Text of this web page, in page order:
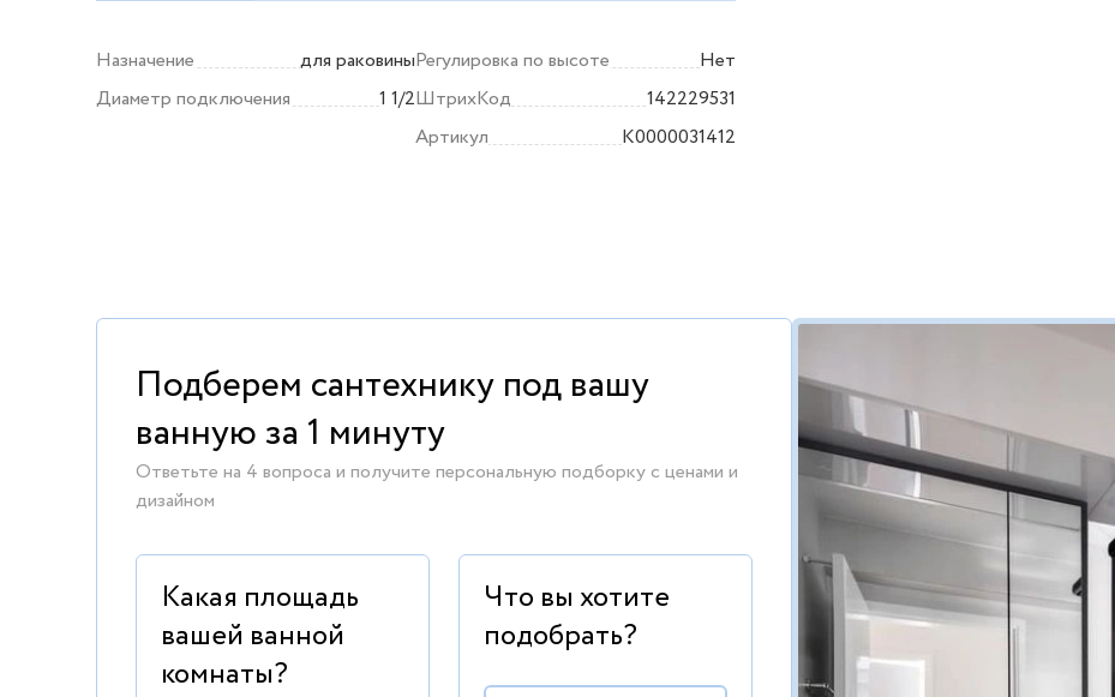
Назначение
для раковины
Диаметр подключения
1 1/2
Регулировка по высоте
Нет
ШтрихКод
142229531
Артикул
K0000031412
Подберем сантехнику под вашу
ванную за 1 минуту
Ответьте на 4 вопроса и получите персональную подборку с ценами и
дизайном
Какая площадь
вашей ванной
комнаты?
Что вы хотите
подобрать?